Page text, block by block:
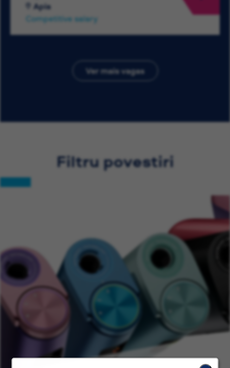
Apia
Competitive salary
Ver mais vagas
Filtru povestiri